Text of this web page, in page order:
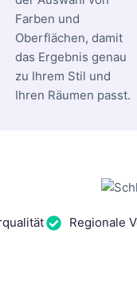
Farben und
Oberflächen, damit
das Ergebnis genau
zu Ihrem Stil und
Ihren Räumen passt.
Regionale